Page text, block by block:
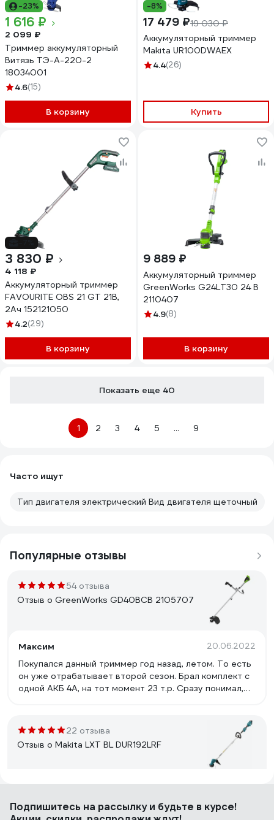
-23%
1 616 ₽
2 099 ₽
Триммер аккумуляторный
Витязь ТЭ-А-220-2
18034001
4.6(15)
В корзину
-8%
17 479 ₽19 030 ₽
Аккумуляторный триммер
Makita UR100DWAEX
4.4(26)
Купить
3 830 ₽
4 118 ₽
Аккумуляторный триммер
FAVOURITE OBS 21 GT 21В,
2Ач 152121050
4.2(29)
В корзину
9 889 ₽
Аккумуляторный триммер
GreenWorks G24LT30 24 В
2110407
4.9(8)
В корзину
Показать еще 40
1 2 3 4 5 ... 9
Часто ищут
Тип двигателя электрический Вид двигателя щеточный
Популярные отзывы
54 отзыва
Отзыв о GreenWorks GD40BCB 2105707
Максим 20.06.2022
Покупался данный триммер год назад, летом. То есть
он уже отрабатывает второй сезон. Брал комплект с
одной АКБ 4А, на тот момент 23 т.р. Сразу понимал,
взял ещё один АКБ 6А. Позднее дошло, что нужно
было взять не один, а пару, но ценник тогда на
аккумулятор 6А был порядка 13 т.р. , а финансы как
всегда "пели романсы", поэтому ограничился только
помощнее, потому как одним зарядником, который
(ток зарядки 2А), во-вторых АКБ разряжаются
22 отзыва
Отзыв о Makita LXT BL DUR192LRF
Лёгкий, компактный, не нужно смешивать бензомасло.
Подпишитесь на рассылкуи будьте в курсе!